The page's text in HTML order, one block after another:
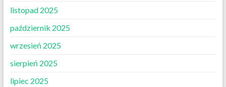
listopad 2025
październik 2025
wrzesień 2025
sierpień 2025
lipiec 2025